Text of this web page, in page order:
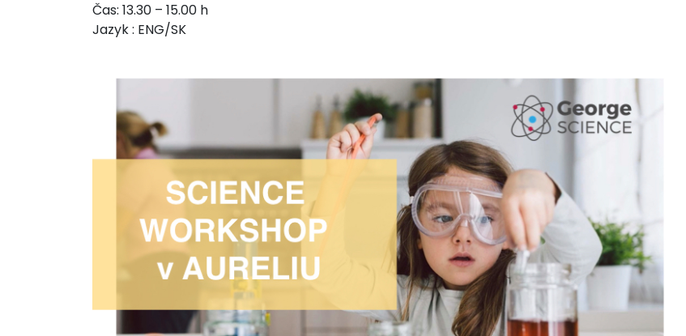
Čas: 13.30 – 15.00 h
Jazyk : ENG/SK